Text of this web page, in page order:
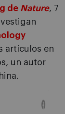
de Nature, 7
artículos en
un autor